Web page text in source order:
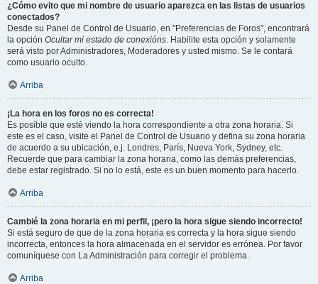
¿Cómo evito que mi nombre de usuario aparezca en las listas de usuarios
conectados?
Desde su Panel de Control de Usuario, en "Preferencias de Foros", encontrará
la opción Ocultar mi estado de conexións. Habilite esta opción y solamente
será visto por Administradores, Moderadores y usted mismo. Se le contará
como usuario oculto.
Arriba
¡La hora en los foros no es correcta!
Es posible que esté viendo la hora correspondiente a otra zona horaria. Si
este es el caso, visite el Panel de Control de Usuario y defina su zona horaria
de acuerdo a su ubicación, e.j. Londres, París, Nueva York, Sydney, etc.
Recuerde que para cambiar la zona horaria, como las demás preferencias,
debe estar registrado. Si no lo está, este es un buen momento para hacerlo.
Arriba
Cambié la zona horaria en mi perfil, ¡pero la hora sigue siendo incorrecto!
Si está seguro de que de la zona horaria es correcta y la hora sigue siendo
incorrecta, entonces la hora almacenada en el servidor es errónea. Por favor
comuníquese con La Administración para corregir el problema.
Arriba